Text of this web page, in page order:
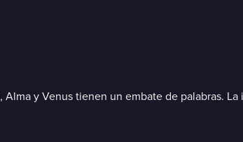
y Venus tienen un embate de palabras.